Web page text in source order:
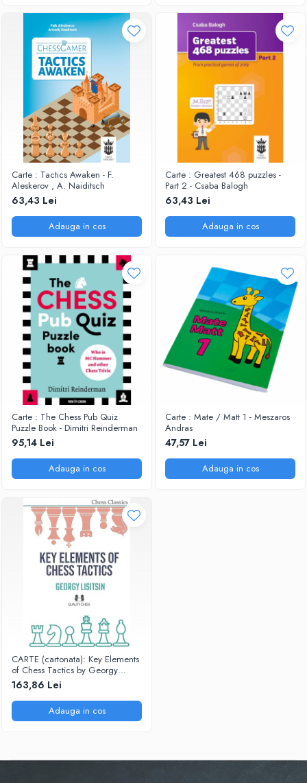
Piese Sah Tematice Din Metal
Puzzle
Sah Magnetic India
Set Sah + Table/backgammon
Seturi Sah
Ceasuri De Sah Digitale
Seturi Sah Tematice
Step 1
Step 1
Step 2
Step 5
Step 6
Tabla De Demonstratie
Tactica
Carte : Tactics Awaken - F.
Aleskerov , A. Naiditsch
63,43 Lei
Adauga in cos
Carte : Greatest 468 puzzles -
Part 2 - Csaba Balogh
63,43 Lei
Adauga in cos
Carte : The Chess Pub Quiz
Puzzle Book - Dimitri Reinderman
95,14 Lei
Adauga in cos
Carte : Mate / Matt 1 - Meszaros
Andras
47,57 Lei
Adauga in cos
CARTE (cartonata): Key Elements
of Chess Tactics by Georgy
Lisitsin. Hardcover
163,86 Lei
Adauga in cos